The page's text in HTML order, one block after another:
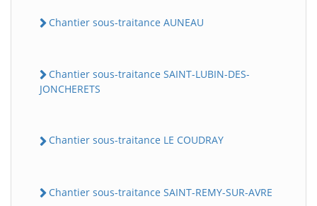
Chantier sous-traitance AUNEAU
Chantier sous-traitance SAINT-LUBIN-DES-
JONCHERETS
Chantier sous-traitance LE COUDRAY
Chantier sous-traitance SAINT-REMY-SUR-AVRE